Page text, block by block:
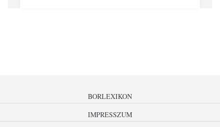
BORLEXIKON
IMPRESSZUM